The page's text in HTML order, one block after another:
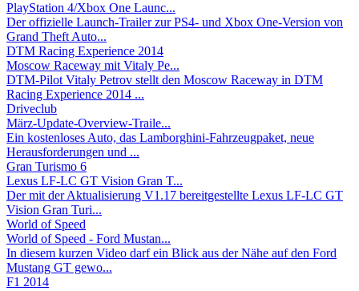
PlayStation 4/Xbox One Launc...
Der offizielle Launch-Trailer zur PS4- und Xbox One-Version von
Grand Theft Auto...
DTM Racing Experience 2014
Moscow Raceway mit Vitaly Pe...
DTM-Pilot Vitaly Petrov stellt den Moscow Raceway in DTM
Racing Experience 2014 ...
Driveclub
März-Update-Overview-Traile...
Ein kostenloses Auto, das Lamborghini-Fahrzeugpaket, neue
Herausforderungen und ...
Gran Turismo 6
Lexus LF-LC GT Vision Gran T...
Der mit der Aktualisierung V1.17 bereitgestellte Lexus LF-LC GT
Vision Gran Turi...
World of Speed
World of Speed - Ford Mustan...
In diesem kurzen Video darf ein Blick aus der Nähe auf den Ford
Mustang GT gewo...
F1 2014